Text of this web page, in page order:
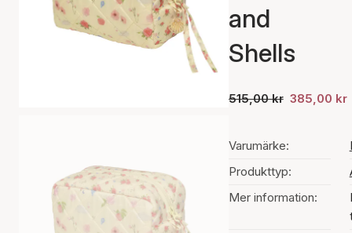
and
Shells
515,00 kr 385,00 kr
Varumärke:
Produkttyp:
Mer information: